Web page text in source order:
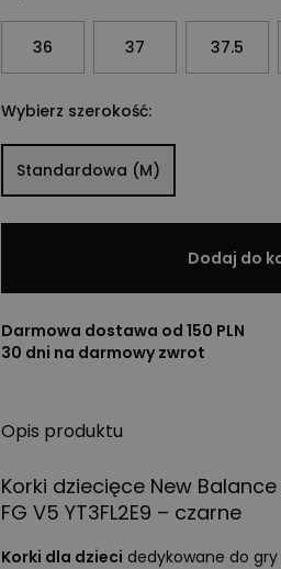
36 37 37.5
Wybierz szerokość:
Standardowa (M)
Dodaj do
Darmowa dostawa od 150 PLN
30 dni na darmowy zwrot
Opis produktu
Korki dziecięce New Balance
FG V5 YT3FL2E9 – czarne
Korki dla dzieci dedykowane do